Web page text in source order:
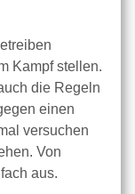
Kampf stellen.
die Regeln
einen
versuchen
Von
aus.